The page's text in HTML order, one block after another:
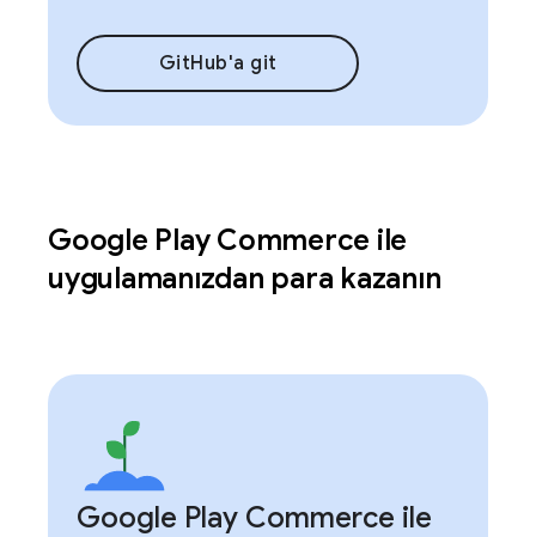
GitHub'a git
Google Play Commerce ile
uygulamanızdan para kazanın
Google Play Commerce ile